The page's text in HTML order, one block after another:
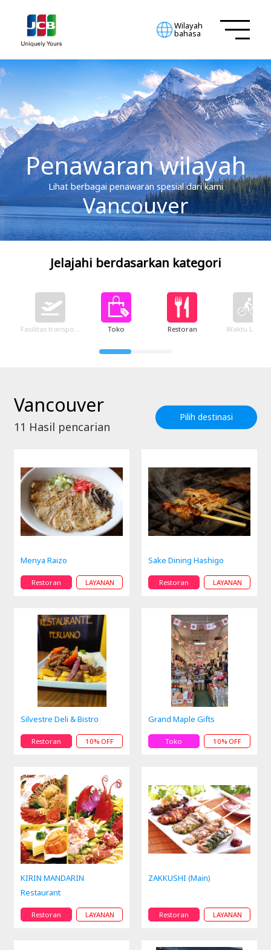
Wilayah
bahasa
Penawaran wilayah
Lihat berbagai penawaran spesial dari kami
Vancouver
Jelajahi berdasarkan kategori
Fasilitas transportasi Toko Restoran Waktu Luang
Vancouver
11 Hasil pencarian
Pilih destinasi
Menya Raizo
Restoran LAYANAN
Sake Dining Hashigo
Restoran LAYANAN
Silvestre Deli & Bistro
Restoran 10% OFF
Grand Maple Gifts
Toko 10% OFF
KIRIN MANDARIN
Restaurant
Restoran LAYANAN
ZAKKUSHI (Main)
Restoran LAYANAN